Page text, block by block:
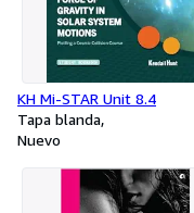
KH Mi-STAR Unit 8.4
Tapa blanda
Nuevo